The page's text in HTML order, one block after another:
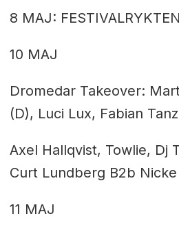
8 MAJ:
10 MAJ
Dromedar Takeover:
(D), Luci Lux, Fabian
Axel Hallqvist, Towlie, Dj
Curt Lundberg B2b
11 MAJ